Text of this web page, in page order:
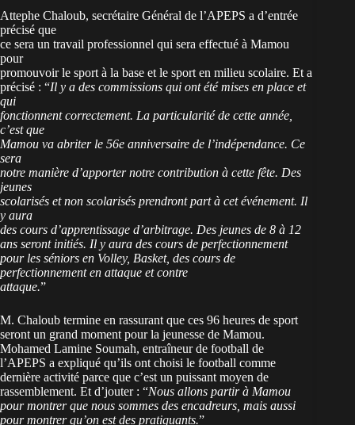
Attephe Chaloub, secrétaire Général de l’APEPS a d’entrée
précisé que
ce sera un travail professionnel qui sera effectué à Mamou
pour
promouvoir le sport à la base et le sport en milieu scolaire. Et a
précisé : “Il y a des commissions qui ont été mises en place et
qui
fonctionnent correctement. La particularité de cette année,
c’est que
Mamou va abriter le 56e anniversaire de l’indépendance. Ce
sera
notre manière d’apporter notre contribution à cette fête. Des
jeunes
scolarisés et non scolarisés prendront part à cet événement. Il
y aura
des cours d’apprentissage d’arbitrage. Des jeunes de 8 à 12
ans seront initiés. Il y aura des cours de perfectionnement
pour les séniors en Volley, Basket, des cours de
perfectionnement en attaque et contre
attaque.”
M. Chaloub termine en rassurant que ces 96 heures de sport
seront un grand moment pour la jeunesse de Mamou.
Mohamed Lamine Soumah, entraîneur de football de
l’APEPS a expliqué qu’ils ont choisi le football comme
dernière activité parce que c’est un puissant moyen de
rassemblement. Et d’jouter : “Nous allons partir à Mamou
pour montrer que nous sommes des encadreurs, mais aussi
pour montrer qu’on est des pratiquants.”